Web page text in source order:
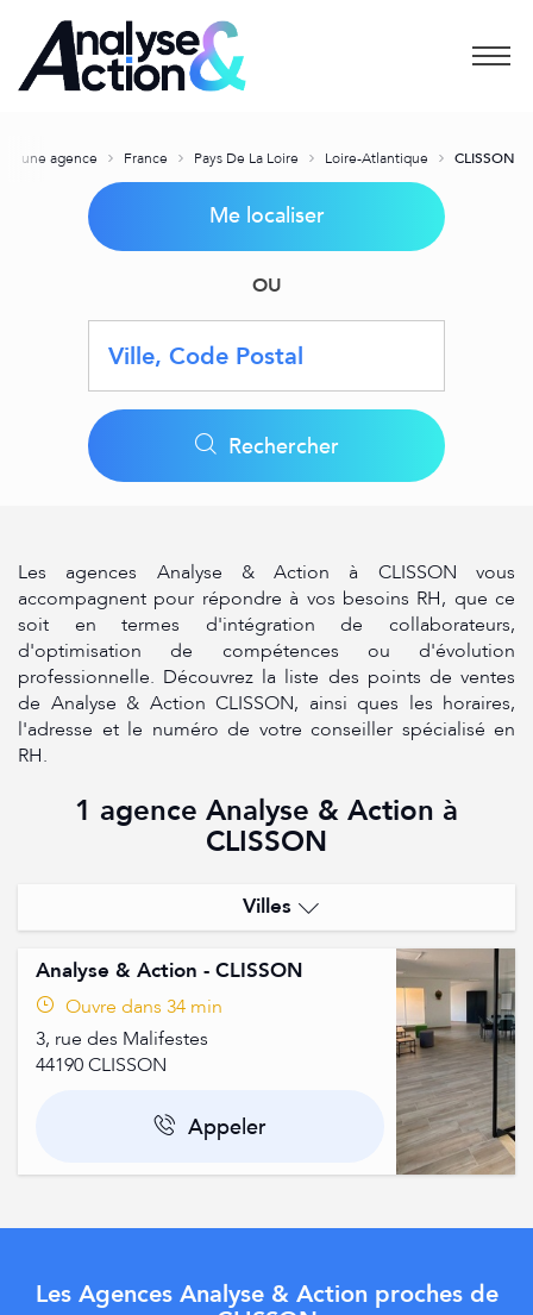
Menu
une agence France Pays De La Loire Loire-Atlantique CLISSON
Me localiser
OU
Latitude
Longitude
Geolocation
Rechercher
Les agences Analyse & Action à CLISSON vous
accompagnent pour répondre à vos besoins RH, que ce
soit en termes d'intégration de collaborateurs,
d'optimisation de compétences ou d'évolution
professionnelle. Découvrez la liste des points de ventes
de Analyse & Action CLISSON, ainsi ques les horaires,
l'adresse et le numéro de votre conseiller spécialisé en
RH.
1 agence Analyse & Action à
CLISSON
Villes
Clisson
Saint-Sebastien-Sur-Loire
Analyse & Action - CLISSON
Ouvre dans 34 min
3, rue des Malifestes
44190CLISSON
Appeler
Les Agences Analyse & Action proches de